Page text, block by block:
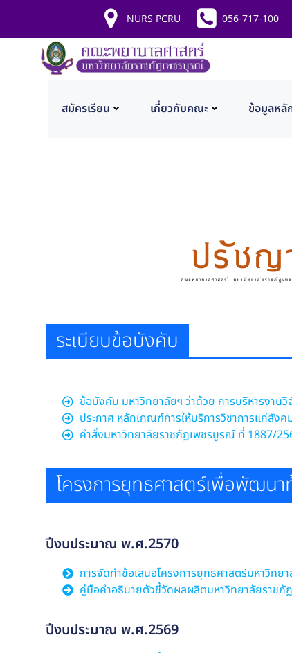
NURS PCRU 056-717-100
สมัครเรียน เกี่ยวกับคณะ ข้อมูลหลั
ระเบียบข้อบังคับ
ข้อบังคับ มหาวิทยาลัยฯ ว่าด้วย การบริหารงาน
ประกาศ หลักเกณฑ์การให้บริการวิชาการแก่สัง
คำสั่งมหาวิทยาลัยราชภัฏเพชรบูรณ์ ที่ 1887/
โครงการยุทธศาสตร์เพื่อพัฒน
ปีงบประมาณ พ.ศ.2570
การจัดทำข้อเสนอโครงการยุทธศาสตร์มหาวิท
คู่มือคำอธิบายตัวชี้วัดผลผลิตมหาวิทยาลัยราช
ปีงบประมาณ พ.ศ.2569